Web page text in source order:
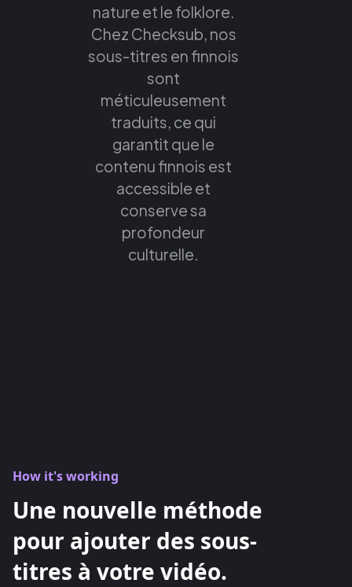
nature et le folklore.
Chez Checksub, nos
sous-titres en finnois
sont
méticuleusement
traduits, ce qui
garantit que le
contenu finnois est
accessible et
conserve sa
profondeur
culturelle.
How it's working
Une nouvelle méthode
pour ajouter des sous-
titres à votre vidéo.